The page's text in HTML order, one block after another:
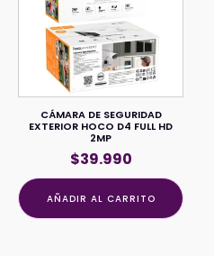
CÁMARA DE SEGURIDAD
EXTERIOR HOCO D4 FULL HD
2MP
$39.990
AÑADIR AL CARRITO